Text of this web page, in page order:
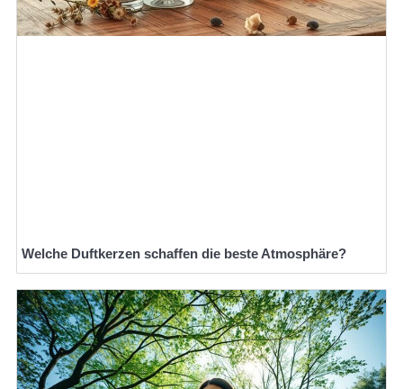
Welche Duftkerzen schaffen die beste Atmosphäre?